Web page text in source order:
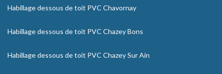
Habillage dessous de toit PVC Chavornay
Habillage dessous de toit PVC Chazey Bons
Habillage dessous de toit PVC Chazey Sur Ain